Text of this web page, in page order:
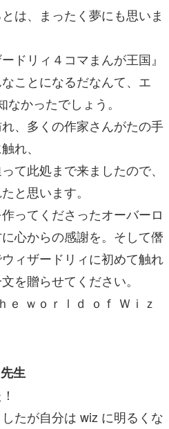
は、まったく夢にも思いま
ドリィ４コマまんが王国』
ことになるだなんて、エ
なかったでしょう。
、多くの作家さんがたの手
れ、
て此処まで来ましたので、
と思います。
ってくださったオーバーロ
心からの感謝を。そして僭
ィザードリィに初めて触れ
を贈らせてください。
ｅ ｗｏｒｌｄ ｏｆ Ｗｉｚ
生
たが自分は wiz に明るくな